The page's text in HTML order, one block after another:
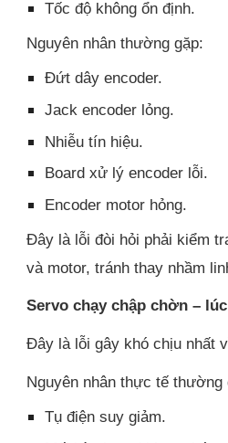
Tốc độ không ổn định.
Nguyên nhân thường gặp:
Đứt dây encoder.
Jack encoder lỏng.
Nhiễu tín hiệu.
Board xử lý encoder lỗi.
Encoder motor hỏng.
Đây là lỗi đòi hỏi phải kiểm
và motor, tránh thay nhầm
Servo chạy chập chờn –
Đây là lỗi gây khó chịu nhất
Nguyên nhân thực tế thường
Tụ điện suy giảm.